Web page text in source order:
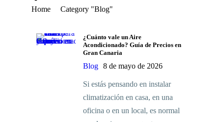
Home Category "Blog"
¿Cuánto vale un Aire
Acondicionado? Guía de Precios en
Gran Canaria
Blog 8 de mayo de 2026
Si estás pensando en instalar
climatización en casa, en una
oficina o en un local, es normal